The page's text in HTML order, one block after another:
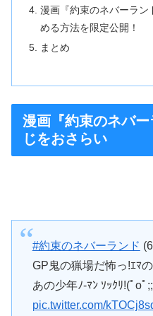
漫画『約束のネバーラ
める方法を限定公開！
まとめ
漫画『約束のネバ
じをおさらい
#約束のネバーランド
GP鬼の猟場だ怖っ!ｴﾏ
あの少年ﾉ-ﾏﾝ ｿｯｸﾘ!(ﾟoﾟ;;
pic.twitter.com/